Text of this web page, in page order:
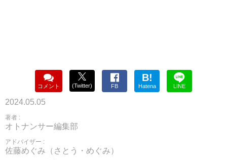
コメント (Twitter) FB
B!
Hatena LINE
2024.05.05
著者 :
オトナンサー編集部
アドバイザー :
佐藤めぐみ（さとう・めぐみ）